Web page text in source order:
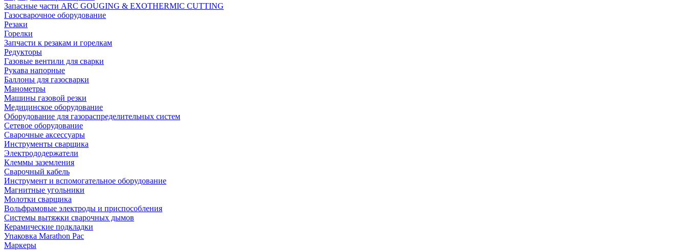
Запасные части ARC GOUGING & EXOTHERMIC CUTTING
Газосварочное оборудование
Резаки
Горелки
Запчасти к резакам и горелкам
Редукторы
Газовые вентили для сварки
Рукава напорные
Баллоны для газосварки
Манометры
Машины газовой резки
Медицинское оборудование
Оборудование для газораспределительных систем
Сетевое оборудование
Сварочные аксессуары
Инструменты сварщика
Электрододержатели
Клеммы заземления
Сварочный кабель
Инструмент и вспомогательное оборудование
Магнитные угольники
Молотки сварщика
Вольфрамовые электроды и приспособления
Системы вытяжки сварочных дымов
Керамические подкладки
Упаковка Marathon Pac
Маркеры